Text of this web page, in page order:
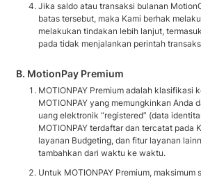
Jika saldo atau transaksi bulanan
batas tersebut, maka Kami berhak
melakukan tindakan lebih lanjut,
pada tidak menjalankan perintah
B. MotionPay Premium
MOTIONPAY Premium adalah klasifikasi
MOTIONPAY yang memungkinkan Anda
uang elektronik “registered” (data
MOTIONPAY terdaftar dan tercatat pada
layanan Budgeting, dan fitur layanan
tambahkan dari waktu ke waktu.
Untuk MOTIONPAY Premium, maksimum